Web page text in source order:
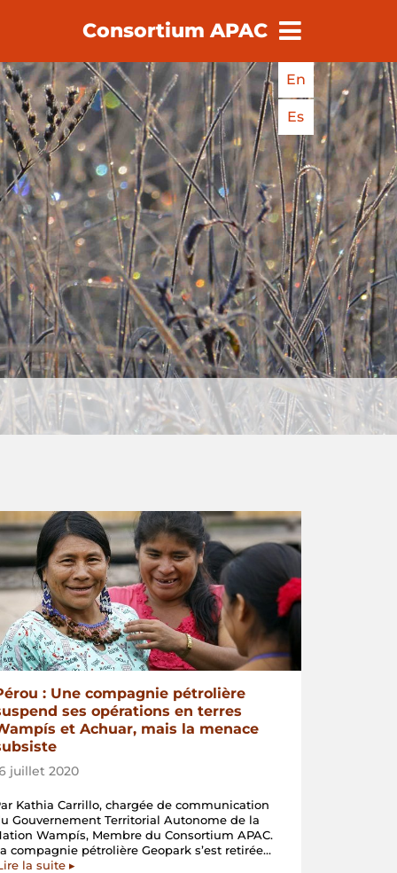
Consortium APAC
En
Es
: Une compagnie pétrolière
ses opérations en terres
et Achuar, mais la menace
juillet 2020
Kathia Carrillo, chargée de communication
Gouvernement Territorial Autonome de la
Wampís, Membre du Consortium APAC.
compagnie pétrolière Geopark s’est retirée…
la suite« Pérou
▸